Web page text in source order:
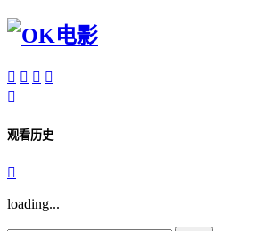
   

观看历史

loading...